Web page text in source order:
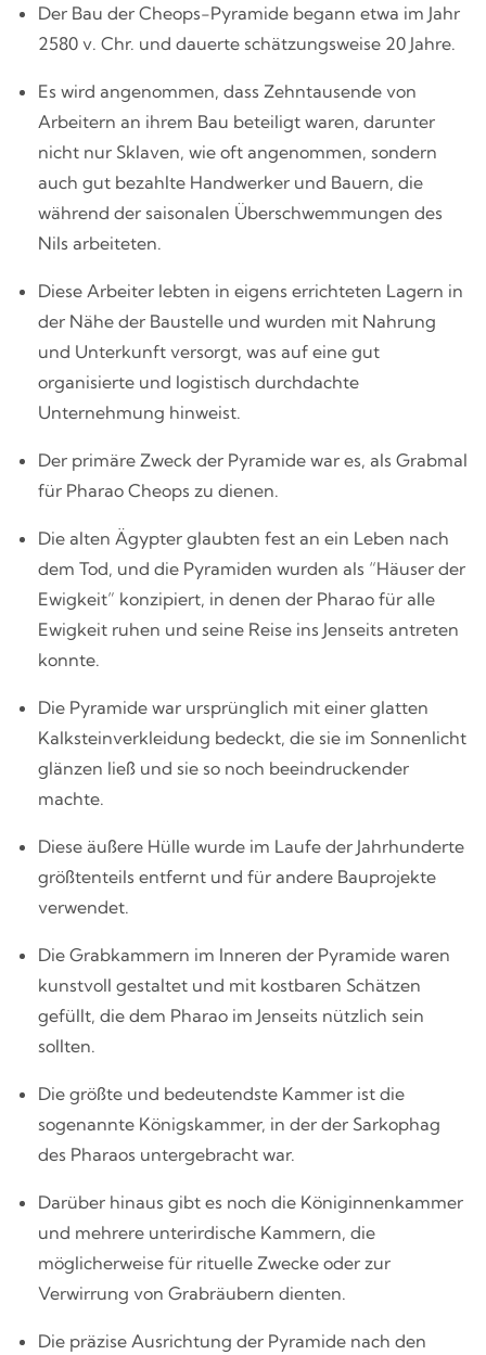
Der Bau der Cheops-Pyramide begann etwa im Jahr
2580 v. Chr. und dauerte schätzungsweise 20 Jahre.
Es wird angenommen, dass Zehntausende von
Arbeitern an ihrem Bau beteiligt waren, darunter
nicht nur Sklaven, wie oft angenommen, sondern
auch gut bezahlte Handwerker und Bauern, die
während der saisonalen Überschwemmungen des
Nils arbeiteten.
Diese Arbeiter lebten in eigens errichteten Lagern in
der Nähe der Baustelle und wurden mit Nahrung
und Unterkunft versorgt, was auf eine gut
organisierte und logistisch durchdachte
Unternehmung hinweist.
Der primäre Zweck der Pyramide war es, als Grabmal
für Pharao Cheops zu dienen.
Die alten Ägypter glaubten fest an ein Leben nach
dem Tod, und die Pyramiden wurden als “Häuser der
Ewigkeit” konzipiert, in denen der Pharao für alle
Ewigkeit ruhen und seine Reise ins Jenseits antreten
konnte.
Die Pyramide war ursprünglich mit einer glatten
Kalksteinverkleidung bedeckt, die sie im Sonnenlicht
glänzen ließ und sie so noch beeindruckender
machte.
Diese äußere Hülle wurde im Laufe der Jahrhunderte
größtenteils entfernt und für andere Bauprojekte
verwendet.
Die Grabkammern im Inneren der Pyramide waren
kunstvoll gestaltet und mit kostbaren Schätzen
gefüllt, die dem Pharao im Jenseits nützlich sein
sollten.
Die größte und bedeutendste Kammer ist die
sogenannte Königskammer, in der der Sarkophag
des Pharaos untergebracht war.
Darüber hinaus gibt es noch die Königinnenkammer
und mehrere unterirdische Kammern, die
möglicherweise für rituelle Zwecke oder zur
Verwirrung von Grabräubern dienten.
Die präzise Ausrichtung der Pyramide nach den